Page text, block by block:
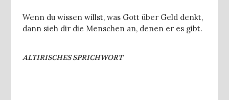
Wenn du wissen willst, was Gott über Geld denkt,
dann sieh dir die Menschen an, denen er es gibt.
ALTIRISCHES SPRICHWORT